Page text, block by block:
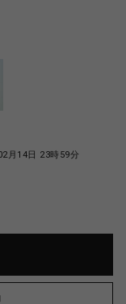
月14日 23時59分